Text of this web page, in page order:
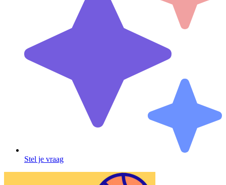
Stel je vraag